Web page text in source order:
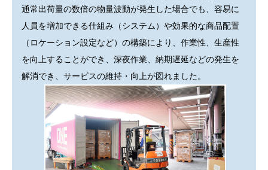
通常出荷量の数倍の物量波動が発生した場合でも、容易に
人員を増加できる仕組み（システム）や効果的な商品配置
（ロケーション設定など）の構築により、作業性、生産性
を向上することができ、深夜作業、納期遅延などの発生を
解消でき、サービスの維持・向上が図れました。